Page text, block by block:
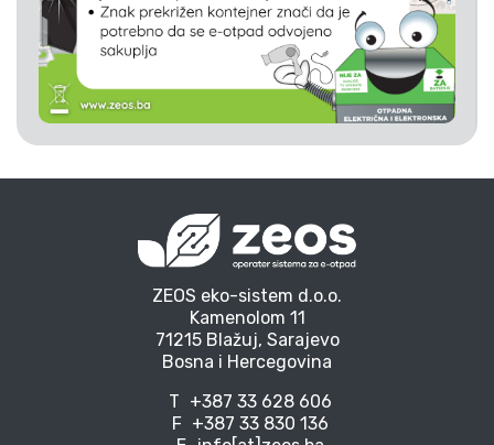
ZEOS eko-sistem d.o.o.
Kamenolom 11
71215 Blažuj, Sarajevo
Bosna i Hercegovina
T +387 33 628 606
F +387 33 830 136